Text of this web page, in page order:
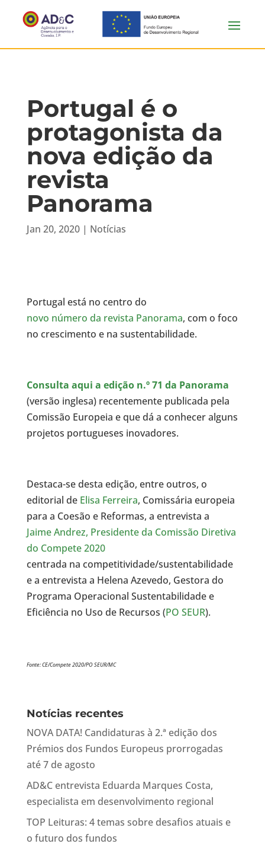
Portugal é o
protagonista da
nova edição da
revista
Panorama
Jan 20, 2020| Notícias
Portugal está no centro do
novo número da revista Panorama, com o foco
no crescimento e na sustentabilidade.
Consulta aqui a edição n.º 71 da Panorama
(versão inglesa) recentemente publicada pela
Comissão Europeia e que dá a conhecer alguns
projetos portugueses inovadores.
Destaca-se desta edição, entre outros, o
editorial de Elisa Ferreira, Comissária europeia
para a Coesão e Reformas, a entrevista a
Jaime Andrez, Presidente da Comissão Diretiva
do Compete 2020
centrada na competitividade/sustentabilidade
e a entrevista a Helena Azevedo, Gestora do
Programa Operacional Sustentabilidade e
Eficiência no Uso de Recursos (PO SEUR).
Fonte: CE/Compete 2020/PO SEUR/MC
Notícias recentes
NOVA DATA! Candidaturas à 2.ª edição dos
Prémios dos Fundos Europeus prorrogadas
até 7 de agosto
AD&C entrevista Eduarda Marques Costa,
especialista em desenvolvimento regional
TOP Leituras: 4 temas sobre desafios atuais e
o futuro dos fundos